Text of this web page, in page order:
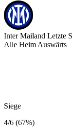
Inter Mailand Letzte
Alle Heim Auswärts
Siege
4/6 (67%)